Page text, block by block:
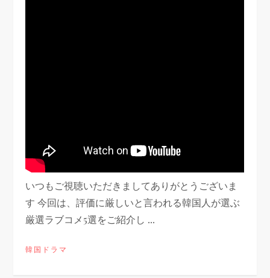
いつもご視聴いただきましてありがとうございま
す 今回は、評価に厳しいと言われる韓国人が選ぶ
厳選ラブコメ5選をご紹介し ...
韓国ドラマ